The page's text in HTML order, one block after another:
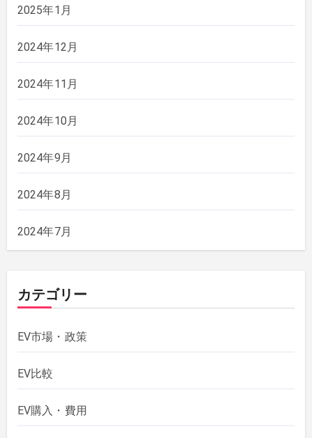
2025年1月
2024年12月
2024年11月
2024年10月
2024年9月
2024年8月
2024年7月
カテゴリー
EV市場・政策
EV比較
EV購入・費用